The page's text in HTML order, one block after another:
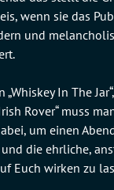
wenn sie das
und
In The
Rover“ muss
um einen
die ehrliche,
Euch wirken zu